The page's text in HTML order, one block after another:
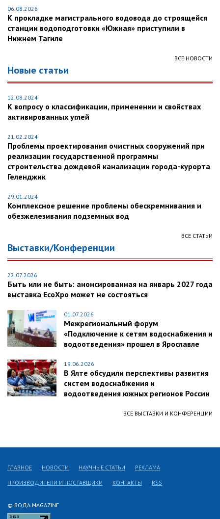
06.08.2026
К прокладке магистрального водовода до строящейся
станции водоподготовки «Южная» приступили в
Нижнем Тагиле
ВСЕ НОВОСТИ
Новые статьи
12.08.2024
К вопросу о классификации, применении и свойствах
активированных углей
21.02.2024
Проблемы проектирования очистных сооружений при
реализации государственной программы
строительства дождевой канализации города-курорта
Геленджик
29.01.2024
Комплексное решение проблемы обескремнивания и
обезжелезивания подземных вод
ВСЕ СТАТЬИ
Выставки/Конференции
22.07.2026
Быть или не быть: анонсированная на январь 2027 года
выставка EcoXpo может не состояться
01.07.2026
Межрегиональный форум
«Подключение к сетям водоснабжения и
водоотведения» прошел в Ярославле
19.06.2026
В Ялте обсудили перспективы развития
систем водоснабжения и
водоотведения южных регионов России
ВСЕ ВЫСТАВКИ И КОНФЕРЕНЦИИ
© ВОДА MAGAZINE
ГЛАВНОЕ НОВОСТИ НАУЧНЫЕ СТАТЬИ РЕКЛАМА
ПРОИЗВОДИТЕЛИ И ПОСТАВЩИКИ КОНТАКТЫ RSS